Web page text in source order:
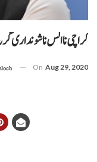
کراچی نا الس نا شونداری
On Aug 29, 2020